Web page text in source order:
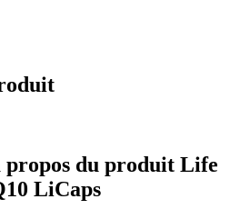
propos du produit Life
LiCaps